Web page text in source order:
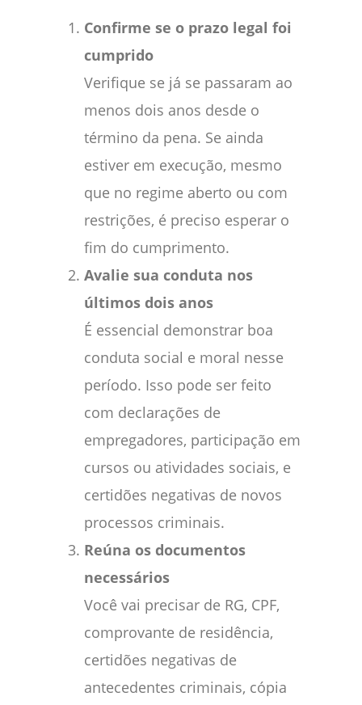
Confirme se o prazo legal foi
cumprido
Verifique se já se passaram ao
menos dois anos desde o
término da pena. Se ainda
estiver em execução, mesmo
que no regime aberto ou com
restrições, é preciso esperar o
fim do cumprimento.
Avalie sua conduta nos
últimos dois anos
É essencial demonstrar boa
conduta social e moral nesse
período. Isso pode ser feito
com declarações de
empregadores, participação em
cursos ou atividades sociais, e
certidões negativas de novos
processos criminais.
Reúna os documentos
necessários
Você vai precisar de RG, CPF,
comprovante de residência,
certidões negativas de
antecedentes criminais, cópia